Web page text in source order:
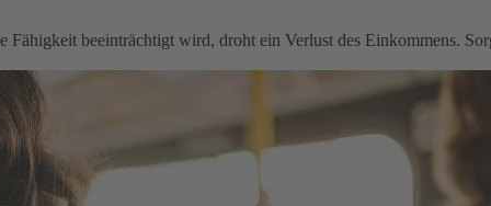
beeinträchtigt wird, droht ein Verlust des Einkommens.